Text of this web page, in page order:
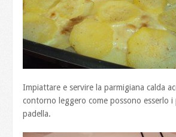
Impiattare e servire la parmigiana calda
contorno leggero come possono esserlo i
padella.